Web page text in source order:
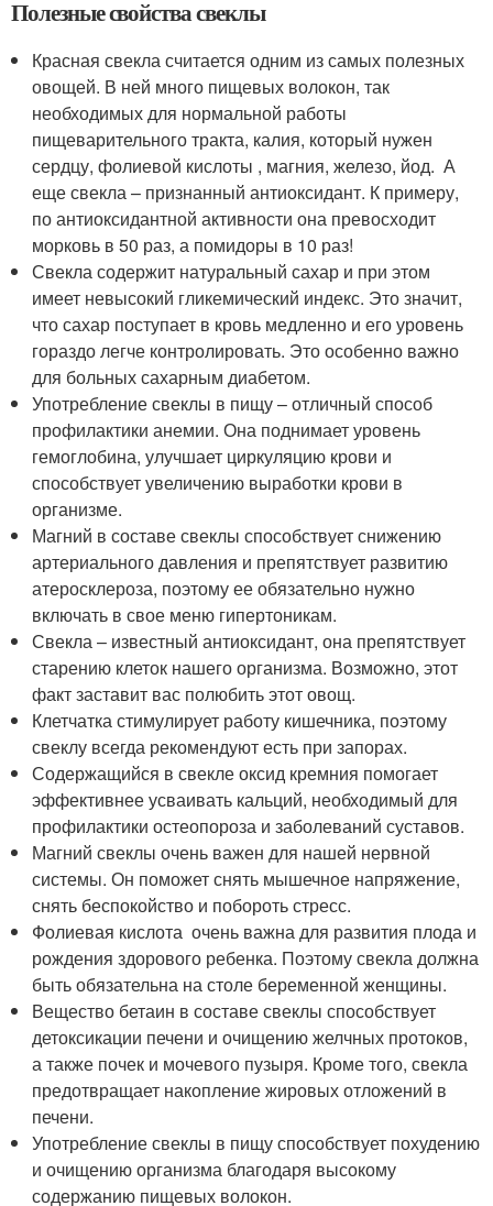
Полезные свойства свеклы
Красная свекла считается одним из самых полезных
овощей. В ней много пищевых волокон, так
необходимых для нормальной работы
пищеварительного тракта, калия, который нужен
сердцу, фолиевой кислоты , магния, железо, йод. А
еще свекла – признанный антиоксидант. К примеру,
по антиоксидантной активности она превосходит
морковь в 50 раз, а помидоры в 10 раз!
Свекла содержит натуральный сахар и при этом
имеет невысокий гликемический индекс. Это значит,
что сахар поступает в кровь медленно и его уровень
гораздо легче контролировать. Это особенно важно
для больных сахарным диабетом.
Употребление свеклы в пищу – отличный способ
профилактики анемии. Она поднимает уровень
гемоглобина, улучшает циркуляцию крови и
способствует увеличению выработки крови в
организме.
Магний в составе свеклы способствует снижению
артериального давления и препятствует развитию
атеросклероза, поэтому ее обязательно нужно
включать в свое меню гипертоникам.
Свекла – известный антиоксидант, она препятствует
старению клеток нашего организма. Возможно, этот
факт заставит вас полюбить этот овощ.
Клетчатка стимулирует работу кишечника, поэтому
свеклу всегда рекомендуют есть при запорах.
Содержащийся в свекле оксид кремния помогает
эффективнее усваивать кальций, необходимый для
профилактики остеопороза и заболеваний суставов.
Магний свеклы очень важен для нашей нервной
системы. Он поможет снять мышечное напряжение,
снять беспокойство и побороть стресс.
Фолиевая кислота очень важна для развития плода и
рождения здорового ребенка. Поэтому свекла должна
быть обязательна на столе беременной женщины.
Вещество бетаин в составе свеклы способствует
детоксикации печени и очищению желчных протоков,
а также почек и мочевого пузыря. Кроме того, свекла
предотвращает накопление жировых отложений в
печени.
Употребление свеклы в пищу способствует похудению
и очищению организма благодаря высокому
содержанию пищевых волокон.